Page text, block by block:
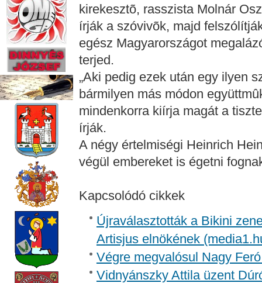
kirekesztõ, rasszista Molnár
írják a szóvivõk, majd
egész Magyarországot
terjed.
„Aki pedig ezek után egy ilyen
bármilyen más módon
mindenkorra kiírja magát a
írják.
A négy értelmiségi Heinrich
végül embereket is égetni
Kapcsolódó cikkek
Újraválasztották a Bikini
Artisjus elnökének
Végre megvalósul Nagy
Vidnyánszky Attila üzent